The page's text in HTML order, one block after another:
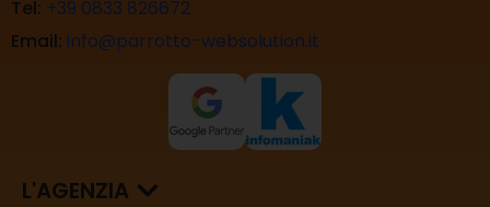
Tel: +39 0833 826672
Email: info@parrotto-websolution.it
L'AGENZIA